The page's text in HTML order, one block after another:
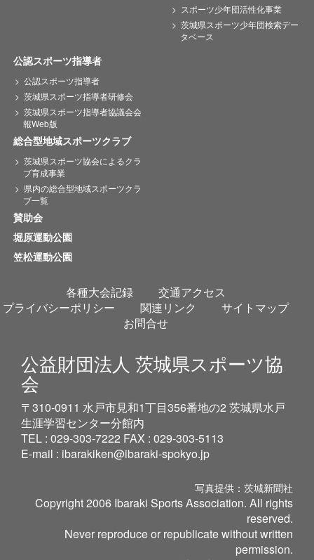
スポーツ少年団活性化事業
茨城県スポーツ少年団検索デー
タベース
公認スポーツ指導者
公認スポーツ指導者
茨城県スポーツ指導者研修会
茨城県スポーツ指導者協議会会
報Web版
総合型地域スポーツクラブ
茨城県スポーツ協会によるクラ
ブ育成事業
県内の総合型地域スポーツクラ
ブ一覧
賛助会
堀原運動公園
笠松運動公園
各種大会記録
交通アクセス
プライバシーポリシー
関連リンク
サイトマップ
お問合せ
公益財団法人 茨城県スポーツ協
会
〒310-0911 水戸市見和1丁目356番地の2 茨城県水戸
生涯学習センター分館内
TEL : 029-303-7222 FAX : 029-303-5113
E-mail : ibarakiken@ibaraki-spokyo.jp
写真提供：茨城新聞社
Copyright 2006 Ibaraki Sports Association. All rights
reserved.
Never reproduce or republicate without written
permission.